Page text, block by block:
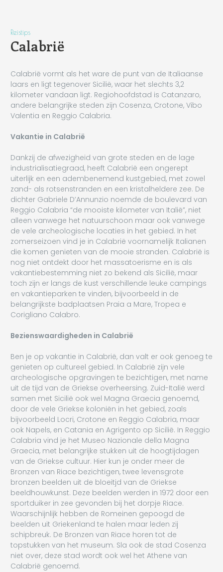
Reistips
Calabrië
Calabrië vormt als het ware de punt van de Italiaanse
laars en ligt tegenover Sicilië, waar het slechts 3,2
kilometer vandaan ligt. Regiohoofdstad is Catanzaro,
andere belangrijke steden zijn Cosenza, Crotone, Vibo
Valentia en Reggio Calabria.
Vakantie in Calabrië
Dankzij de afwezigheid van grote steden en de lage
industrialisatiegraad, heeft Calabrië een ongerept
uiterlijk en een adembenemend kustgebied, met zowel
zand- als rotsenstranden en een kristalheldere zee. De
dichter Gabriele D’Annunzio noemde de boulevard van
Reggio Calabria “de mooiste kilometer van Italië”, niet
alleen vanwege het natuurschoon maar ook vanwege
de vele archeologische locaties in het gebied. In het
zomerseizoen vind je in Calabrië voornamelijk Italianen
die komen genieten van de mooie stranden. Calabrië is
nog niet ontdekt door het massatoerisme en is als
vakantiebestemming niet zo bekend als Sicilië, maar
toch zijn er langs de kust verschillende leuke campings
en vakantieparken te vinden, bijvoorbeeld in de
belangrijkste badplaatsen Praia a Mare, Tropea e
Corigliano Calabro.
Bezienswaardigheden in Calabrië
Ben je op vakantie in Calabrië, dan valt er ook genoeg te
genieten op cultureel gebied. In Calabrië zijn vele
archeologische opgravingen te bezichtigen, met name
uit de tijd van de Griekse overheersing. Zuid-Italië werd
samen met Sicilië ook wel Magna Graecia genoemd,
door de vele Griekse koloniën in het gebied, zoals
bijvoorbeeld Locri, Crotone en Reggio Calabria, maar
ook Napels, en Catania en Agrigento op Sicilië. In Reggio
Calabria vind je het Museo Nazionale della Magna
Graecia, met belangrijke stukken uit de hoogtijdagen
van de Griekse cultuur. Hier kun je onder meer de
Bronzen van Riace bezichtigen, twee levensgrote
bronzen beelden uit de bloeitjd van de Griekse
beeldhouwkunst. Deze beelden werden in 1972 door een
sportduiker in zee gevonden bij het dorpje Riace.
Waarschijnlijk hebben de Romeinen gepoogd de
beelden uit Griekenland te halen maar leden zij
schipbreuk. De Bronzen van Riace horen tot de
topstukken van het museum. Sla ook de stad Cosenza
niet over, deze stad wordt ook wel het Athene van
Calabrië genoemd.